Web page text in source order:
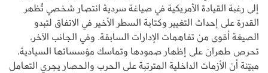
إلى رغبة القيادة الأمريكية في صياغة سردية انتصار شخصي تُظهر
القدرة على إحداث التغيير وكتابة السطر الأخير في الاتفاق لتبدو
الصيغة أقوى من تفاهمات الإدارات السابقة. وفي الجانب الآخر،
تحرص طهران على إظهار صمودها وتماسك مؤسساتها السيادية،
مبيّنة أن الأزمات الداخلية المترتبة على الحرب والحصار يجري التعامل